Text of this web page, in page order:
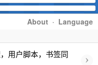
About · Language
用户脚本，书签同
›